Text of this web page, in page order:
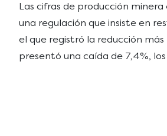
Las cifras de producción
una regulación que insiste en
el que registró la reducción
presentó una caída de 7,4%,